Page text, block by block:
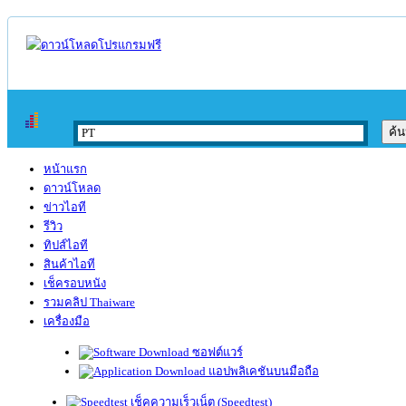
หน้าแรก
ดาวน์โหลด
ข่าวไอที
รีวิว
ทิปส์ไอที
สินค้าไอที
เช็ครอบหนัง
รวมคลิป Thaiware
เครื่องมือ
ซอฟต์แวร์
แอปพลิเคชันบนมือถือ
เช็คความเร็วเน็ต (Speedtest)